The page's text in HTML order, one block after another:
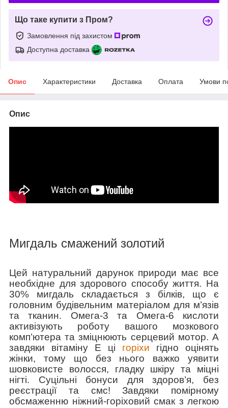
Що таке купити з Пром?
Замовлення під захистом
Доступна доставка
Опис Характеристики Доставка Оплата Умови
Опис
Мигдаль смажений золотий
Цей натуральний дарунок природи має все
необхідне для здорового способу життя. На
30% мигдаль складається з білків, що є
головним будівельним матеріалом для м’язів
та тканин. Омега-3 та Омега-6 кислоти
активізують роботу вашого мозкового
комп’ютера та зміцнюють серцевий мотор. А
завдяки вітаміну Е ці горіхи гідно оцінять
жінки, тому що без нього важко уявити
шовковисте волосся, гладку шкіру та міцні
нігті. Суцільні бонуси для здоров’я, без
реєстрації та смс! Завдяки помірному
обсмаженню ніжний-горіховий смак з легкою